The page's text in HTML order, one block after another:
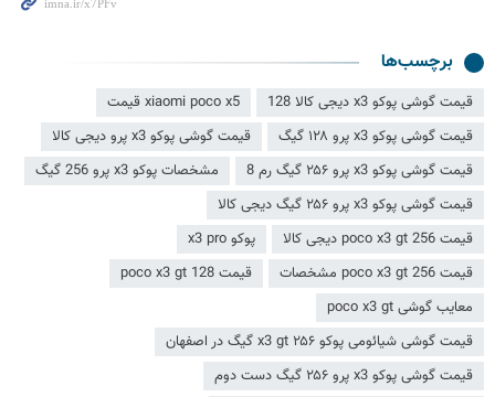
برچسب‌ها
قیمت گوشی پوکو x3 دیجی کالا 128
xiaomi poco x5 قیمت
قیمت گوشی پوکو x3 پرو ۱۲۸ گیگ
قیمت گوشی پوکو x3 پرو دیجی کالا
قیمت گوشی پوکو x3 پرو ۲۵۶ گیگ رم 8
مشخصات پوکو x3 پرو 256 گیگ
قیمت گوشی پوکو x3 پرو ۲۵۶ گیگ دیجی کالا
قیمت poco x3 gt 256 دیجی کالا
پوکو x3 pro
قیمت poco x3 gt 256 مشخصات
قیمت poco x3 gt 128
معایب گوشی poco x3 gt
قیمت گوشی شیائومی پوکو x3 gt ۲۵۶ گیگ در اصفهان
قیمت گوشی پوکو x3 پرو ۲۵۶ گیگ دست دوم